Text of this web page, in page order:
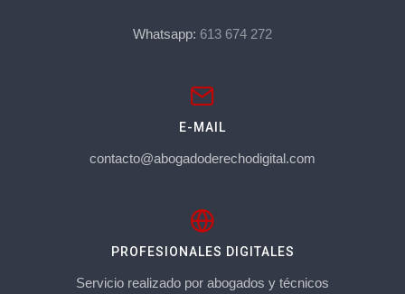
Whatsapp: 613 674 272
E-MAIL
contacto@abogadoderechodigital.com
PROFESIONALES DIGITALES
Servicio realizado por abogados y técnicos